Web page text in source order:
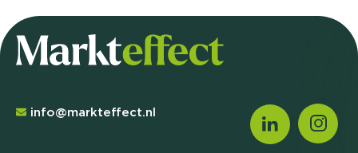
info@markteffect.nl